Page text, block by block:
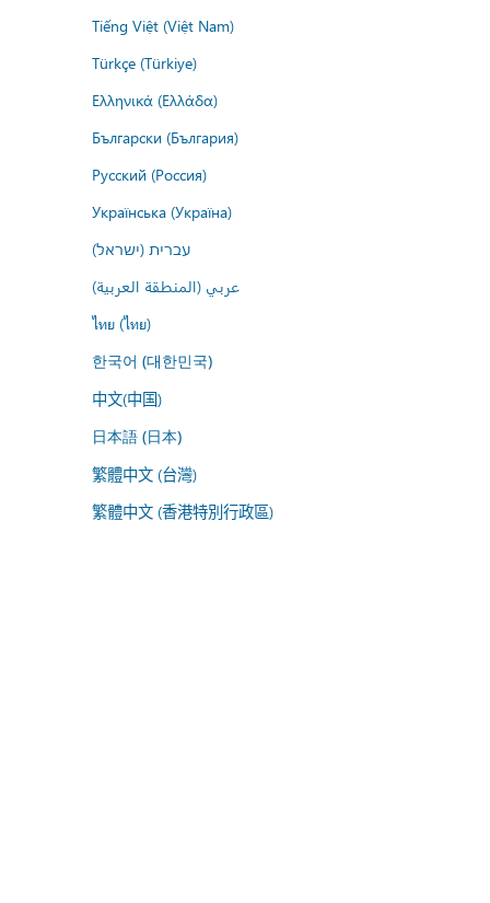
Tiếng Việt (Việt Nam)
Türkçe (Türkiye)
Ελληνικά (Ελλάδα)
Български (България)
Русский (Россия)
Українська (Україна)
עברית (ישראל)
عربي (المنطقة العربية)
ไทย (ไทย)
한국어 (대한민국)
中文(中国)
日本語 (日本)
繁體中文 (台灣)
繁體中文 (香港特別行政區)